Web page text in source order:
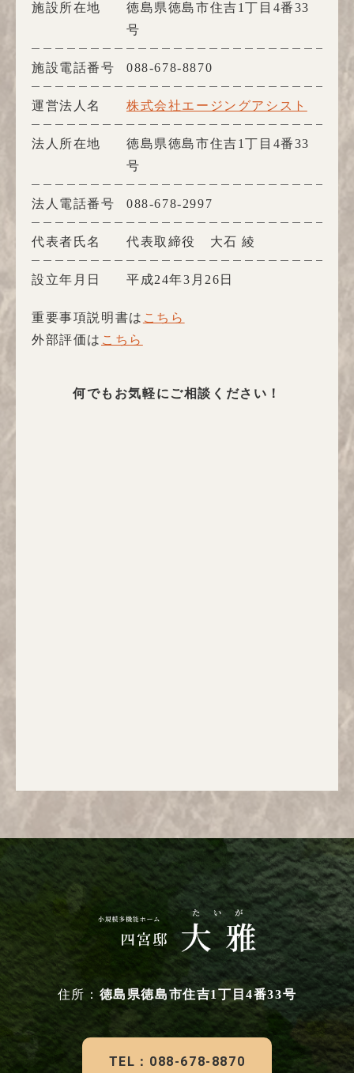
施設所在地
徳島県徳島市住吉1丁目4番33
号
施設電話番号 088-678-8870
運営法人名 株式会社エージングアシスト
法人所在地
徳島県徳島市住吉1丁目4番33
号
法人電話番号 088-678-2997
代表者氏名 代表取締役 大石 綾
設立年月日 平成24年3月26日
重要事項説明書は こちら
外部評価は こちら
何でもお気軽にご相談ください！
住所： 徳島県徳島市住吉1丁目4番33号
TEL：088-678-8870